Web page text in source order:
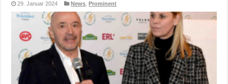
29. Januar 2024 News ,Prominent